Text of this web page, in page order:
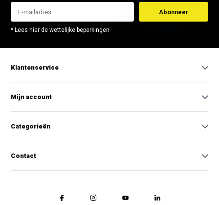
Abonneer
* Lees hier de wettelijke beperkingen
Klantenservice
Mijn account
Categorieën
Contact